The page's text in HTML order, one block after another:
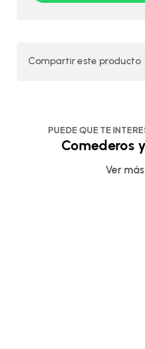
Compartir este producto
PUEDE QUE TE
Comederos
Ver